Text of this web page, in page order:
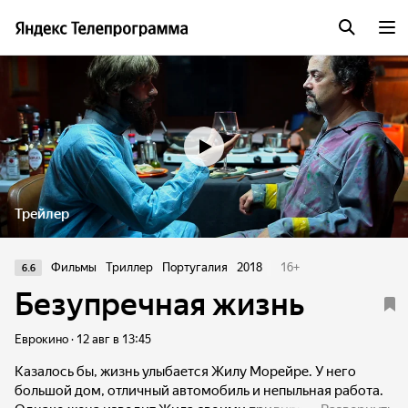
Трейлер
6.6 Фильмы Триллер Португалия 2018 16+
Безупречная жизнь
Еврокино · 12 авг в 13:45
Казалось бы, жизнь улыбается Жилу Морейре. У него
большой дом, отличный автомобиль и непыльная работа.